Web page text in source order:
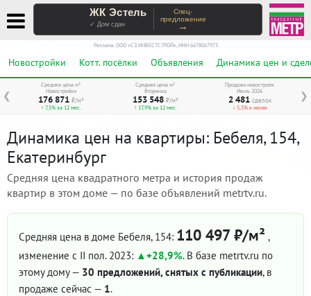
ЖК Эстель
✓ Дом сдан
Спец-
предложение
→
Реклама. ООО «СЗ ИНВЕСТСТРОЙ», ИНН 6678067973
Новостройки Котт. посёлки Объявления Динамика цен и
❮ ❯
Средняя цена м²
Новостройки
176 871 ₽/м²
↑ 7,5% за 12 мес.
Средняя цена м²
Вторичка
153 548 ₽/м²
↑ 17,9% за 12 мес.
Продажи новостроек
Июль 2026
2 481 сделок
↓ 5,3% к июню
Динамика цен на квартиры: Бебеля, 154,
Екатеринбург
Средняя цена квадратного метра и история продаж
квартир в этом доме — по базе объявлений metrtv.ru.
Средняя цена в доме Бебеля, 154: 110 497 ₽/м² ,
изменение с II пол. 2023:
+28,9%. В базе metrtv.ru по
этому дому — 30 предложений, снятых с публикации, в
продаже сейчас — 1.